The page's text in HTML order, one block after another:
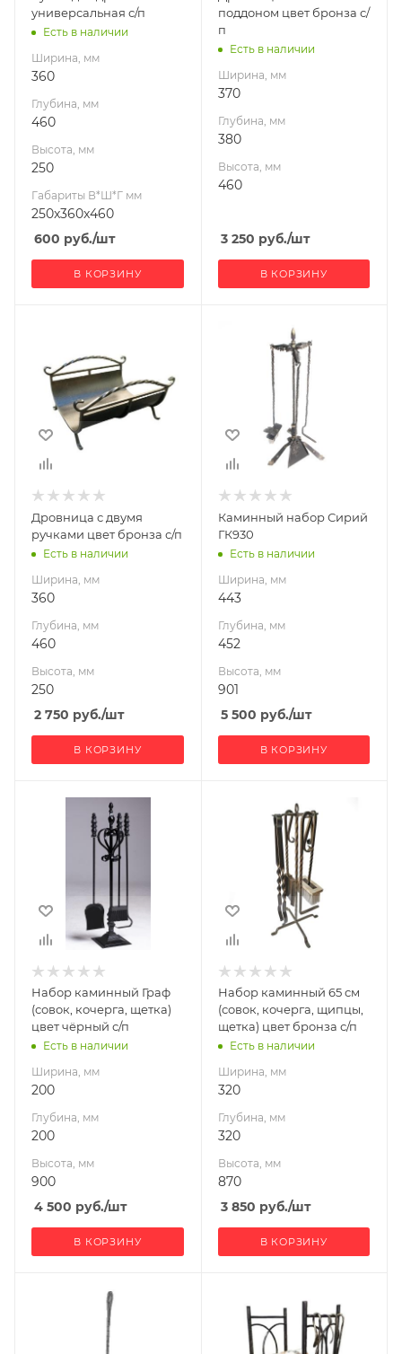
универсальная с/п
Есть в наличии
Ширина, мм
360
Глубина, мм
460
Высота, мм
250
Габариты В*Ш*Г мм
250x360x460
600 руб./шт
В КОРЗИНУ
поддоном цвет бронза с/
п
Есть в наличии
Ширина, мм
370
Глубина, мм
380
Высота, мм
460
3 250 руб./шт
В КОРЗИНУ
Глубина, мм
460
Высота, мм
250
Дровница с двумя
ручками цвет бронза с/п
Есть в наличии
Ширина, мм
360
Глубина, мм
460
Высота, мм
250
2 750 руб./шт
В КОРЗИНУ
Глубина, мм
Высота, мм
901
Каминный набор Сирий
ГК930
Есть в наличии
Ширина, мм
443
Глубина, мм
452
Высота, мм
901
5 500 руб./шт
В КОРЗИНУ
Высота, мм
900
Набор каминный Граф
(совок, кочерга, щетка)
цвет чёрный с/п
Есть в наличии
Ширина, мм
200
Глубина, мм
200
Высота, мм
900
4 500 руб./шт
В КОРЗИНУ
Глубина, мм
Высота, мм
870
Набор каминный 65 см
(совок, кочерга, щипцы,
щетка) цвет бронза с/п
Есть в наличии
Ширина, мм
320
Глубина, мм
320
Высота, мм
870
3 850 руб./шт
В КОРЗИНУ
Глубина, мм